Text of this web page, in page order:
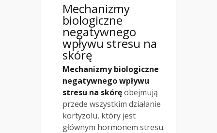
Mechanizmy
biologiczne
negatywnego
wpływu stresu na
skórę
Mechanizmy biologiczne
negatywnego wpływu
stresu na skóręobejmują
przede wszystkim działanie
kortyzolu, który jest
głównym hormonem stresu.